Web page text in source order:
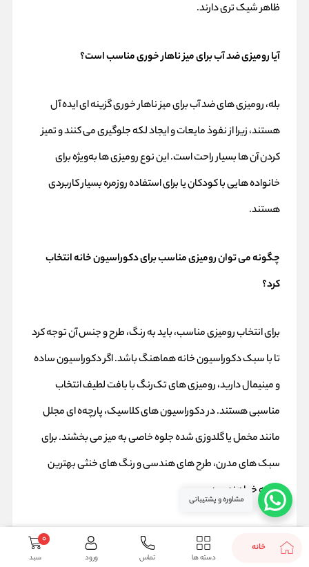
ظاهر شیک‌ تری دارند.
آیا رومیزی ضد آب برای میز ناهار خوری مناسب است؟
بله، رومیزی‌ های ضد آب برای میز ناهار خوری گزینه‌ ای ایده‌ آل
هستند، زیرا از نفوذ مایعات و ایجاد لکه جلوگیری می‌ کنند و تمیز
کردن آن‌ ها بسیار راحت است. این نوع رومیزی‌ ها به‌ویژه برای
خانواده‌ هایی با کودکان یا برای استفاده روزمره بسیار کاربردی
هستند.
چگونه می‌ توان رومیزی مناسب برای دکوراسیون خانه انتخاب
کرد؟
برای انتخاب رومیزی مناسب، باید به رنگ، طرح و جنس آن توجه کرد
تا با سبک دکوراسیون خانه هماهنگ باشد. اگر دکوراسیون ساده
و مینیمال دارید، رومیزی‌ های تک‌رنگ با بافت لطیف انتخاب
مناسبی هستند. در دکوراسیون‌ های کلاسیک، پارچه‌ه ای مجلل
مانند مخمل یا گلدوزی‌ شده جلوه خاصی به میز می‌ بخشند. برای
سبک‌ های مدرن، طرح‌ های هندسی و رنگ‌ های خنثی بهترین
گزینه خواهند بود.
مشاوره و پشتیبانی
خانه
دسته ها تماس ورود سبد
0